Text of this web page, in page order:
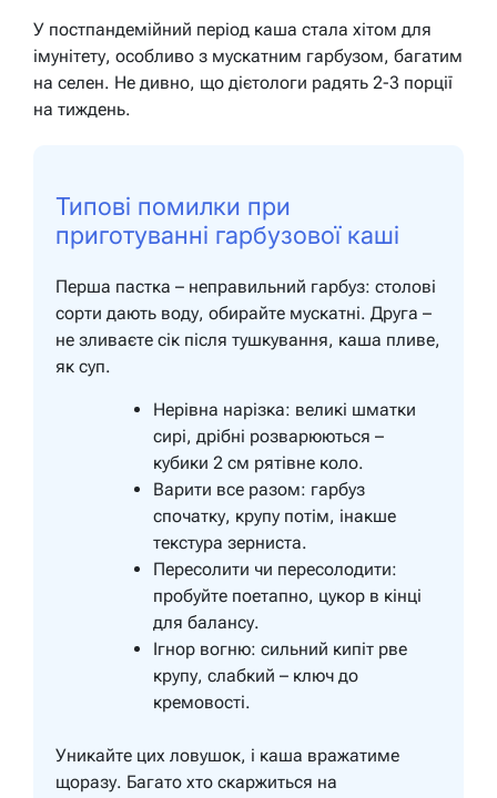
У постпандемійний період каша стала хітом для
імунітету, особливо з мускатним гарбузом, багатим
на селен. Не дивно, що дієтологи радять 2-3 порції
на тиждень.
Типові помилки при
приготуванні гарбузової каші
Перша пастка – неправильний гарбуз: столові
сорти дають воду, обирайте мускатні. Друга –
не зливаєте сік після тушкування, каша пливе,
як суп.
Нерівна нарізка: великі шматки
сирі, дрібні розварюються –
кубики 2 см рятівне коло.
Варити все разом: гарбуз
спочатку, крупу потім, інакше
текстура зерниста.
Пересолити чи пересолодити:
пробуйте поетапно, цукор в кінці
для балансу.
Ігнор вогню: сильний кипіт рве
крупу, слабкий – ключ до
кремовості.
Уникайте цих ловушок, і каша вражатиме
щоразу. Багато хто скаржиться на